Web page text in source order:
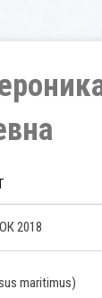
2018
maritimus)